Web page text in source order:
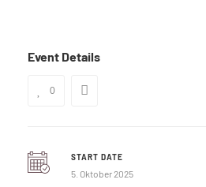
Event Details
0
START DATE
5. Oktober 2025